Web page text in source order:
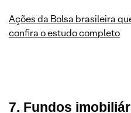
Ações da Bolsa brasileira
confira o estudo completo
7. Fundos